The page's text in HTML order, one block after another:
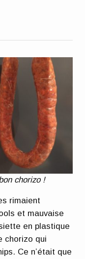
chorizo !
rimaient
et mauvaise
en plastique
chorizo qui
Ce n’était que